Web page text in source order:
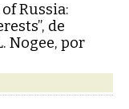
Russia:
de
Nogee, por